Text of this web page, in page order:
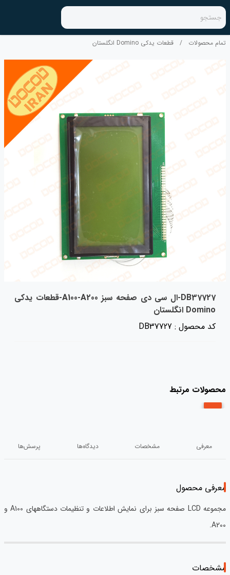
جستجو
تمام محصولات / قطعات یدکی Domino انگلستان
DB37727-ال سی دی صفحه سبز A100-A200-قطعات یدکی
Domino انگلستان
کد محصول : DB37727
محصولات مرتبط
معرفی مشخصات دیدگاه‌ها پرسش‌ها
معرفی محصول
مجموعه LCD صفحه سبز برای نمایش اطلاعات و تنظیمات دستگاههای A100 و
A200.
مشخصات